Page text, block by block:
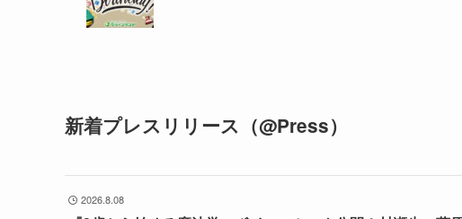
新着プレスリリース（@Press）
2026.8.08